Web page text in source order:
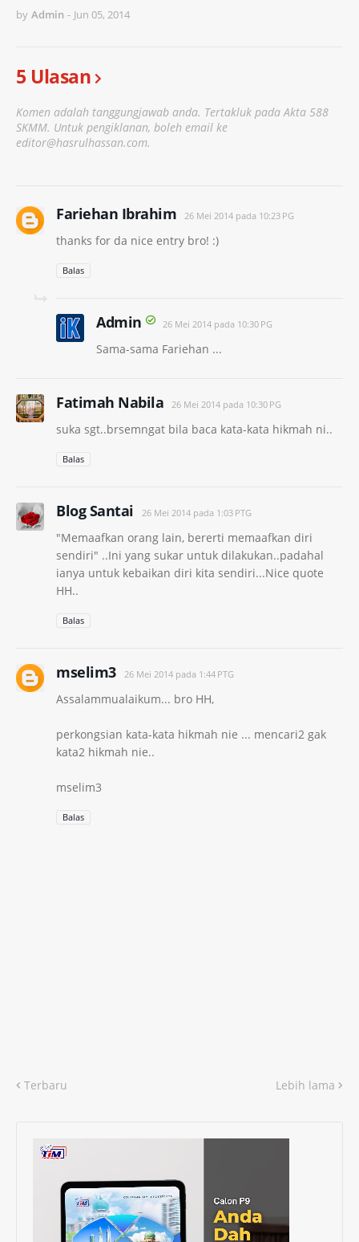
by Admin - Jun 05, 2014
5 Ulasan
Komen adalah tanggungjawab anda. Tertakluk pada Akta 588
SKMM. Untuk pengiklanan, boleh email ke
editor@hasrulhassan.com.
Fariehan Ibrahim 26 Mei 2014 pada 10:23 PG
thanks for da nice entry bro! :)
Balas
Admin 26 Mei 2014 pada 10:30 PG
Sama-sama Fariehan ...
Fatimah Nabila 26 Mei 2014 pada 10:30 PG
suka sgt..brsemngat bila baca kata-kata hikmah ni..
Balas
Blog Santai 26 Mei 2014 pada 1:03 PTG
"Memaafkan orang lain, bererti memaafkan diri
sendiri" ..Ini yang sukar untuk dilakukan..padahal
ianya untuk kebaikan diri kita sendiri...Nice quote
HH..
Balas
mselim3 26 Mei 2014 pada 1:44 PTG
Assalammualaikum... bro HH,
perkongsian kata-kata hikmah nie ... mencari2 gak
kata2 hikmah nie..
mselim3
Balas
Terbaru Lebih lama